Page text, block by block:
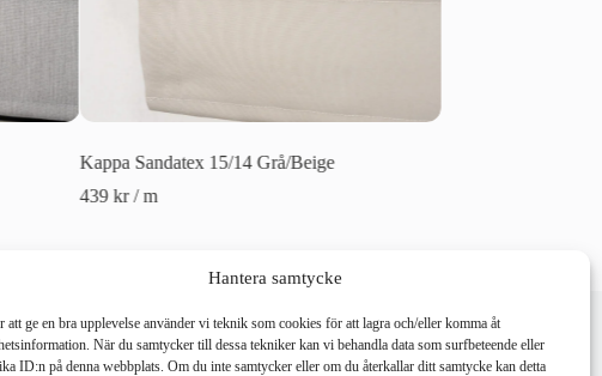
Hantera samtycke
att ge en bra upplevelse använder vi teknik som cookies för att lagra och/eller komma åt
När du samtycker till dessa tekniker kan vi behandla data som surfbeteende eller
ID:n på denna webbplats. Om du inte samtycker eller om du återkallar ditt samtycke kan detta
Kappa Sandatex 15/14 Grå/Beige
439 kr / m
Allé 26, 126 30 Hägersten
hello@nordicweave.se